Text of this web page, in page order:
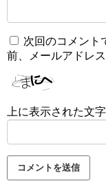
次回のコメント
前、メールアドレ
上に表示された文